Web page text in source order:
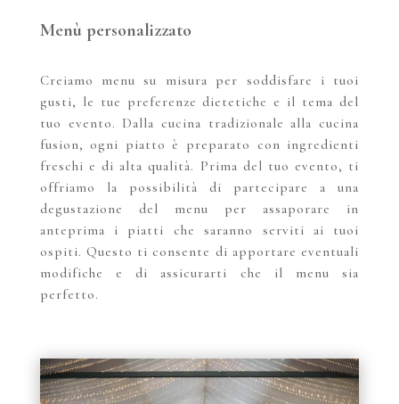
Menù personalizzato
Creiamo menu su misura per soddisfare i tuoi
gusti, le tue preferenze dietetiche e il tema del
tuo evento. Dalla cucina tradizionale alla cucina
fusion, ogni piatto è preparato con ingredienti
freschi e di alta qualità. Prima del tuo evento, ti
offriamo la possibilità di partecipare a una
degustazione del menu per assaporare in
anteprima i piatti che saranno serviti ai tuoi
ospiti. Questo ti consente di apportare eventuali
modifiche e di assicurarti che il menu sia
perfetto.